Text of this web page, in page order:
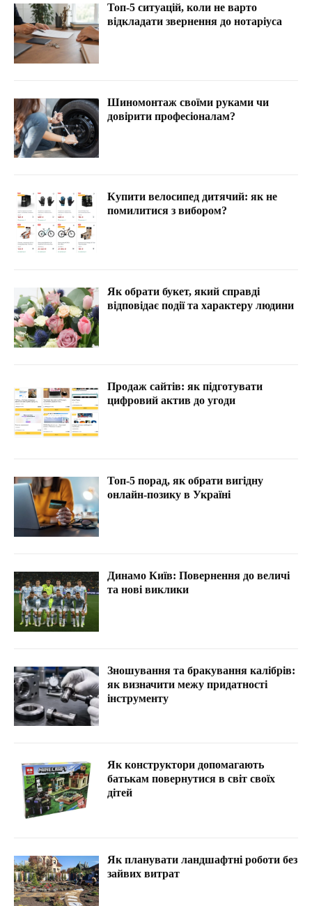
Топ-5 ситуацій, коли не варто
відкладати звернення до нотаріуса
Шиномонтаж своїми руками чи
довірити професіоналам?
Купити велосипед дитячий: як не
помилитися з вибором?
Як обрати букет, який справді
відповідає події та характеру людини
Продаж сайтів: як підготувати
цифровий актив до угоди
Топ-5 порад, як обрати вигідну
онлайн-позику в Україні
Динамо Київ: Повернення до величі
та нові виклики
Зношування та бракування калібрів:
як визначити межу придатності
інструменту
Як конструктори допомагають
батькам повернутися в світ своїх
дітей
Як планувати ландшафтні роботи без
зайвих витрат